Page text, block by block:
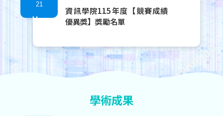
21
May
資訊學院115年度【競賽成績
優異獎】獎勵名單
學術成果